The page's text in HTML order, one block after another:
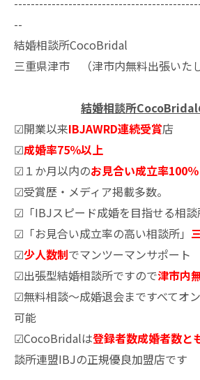
--
結婚相談所CocoBridal
三重県津市 （津市内無料出張いたし
結婚相談所CocoBridal
☑開業以来IBJAWRD連続受賞店
☑成婚率75％以上
☑１か月以内のお見合い成立率100
☑受賞歴・メディア掲載多数。
☑「IBJスピード成婚を目指せる相談
☑「お見合い成立率の高い相談所」
☑少人数制でマンツーマンサポート
☑出張型結婚相談所ですので津市内
☑無料相談～成婚退会まですべてオ
可能
☑CocoBridalは登録者数成婚者数と
談所連盟IBJの正規優良加盟店です